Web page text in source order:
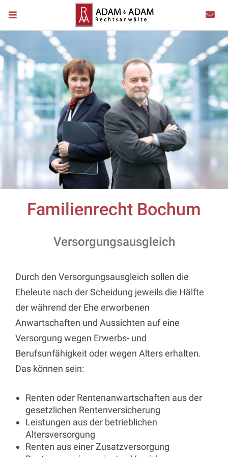
Familienrecht Bochum
Versorgungsausgleich
Durch den Versorgungsausgleich sollen die
Eheleute nach der Scheidung jeweils die Hälfte
der während der Ehe erworbenen
Anwartschaften und Aussichten auf eine
Versorgung wegen Erwerbs- und
Berufsunfähigkeit oder wegen Alters erhalten.
Das können sein:
Renten oder Rentenanwartschaften aus der
gesetzlichen Rentenversicherung
Leistungen aus der betrieblichen
Altersversorgung
Renten aus einer Zusatzversorgung